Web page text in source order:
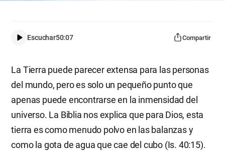
Escuchar50:07 Compartir
La Tierra puede parecer extensa para las personas
del mundo, pero es solo un pequeño punto que
apenas puede encontrarse en la inmensidad del
universo. La Biblia nos explica que para Dios, esta
tierra es como menudo polvo en las balanzas y
como la gota de agua que cae del cubo (Is. 40:15).